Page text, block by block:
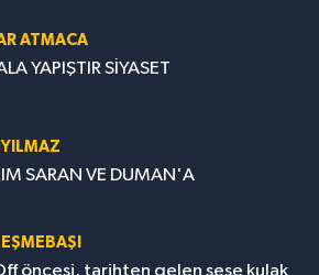
ATMACA
YAPIŞTIR SİYASET
SARAN VE DUMAN'A
öncesi, tarihten gelen sese kulak